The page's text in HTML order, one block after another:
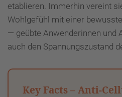
etablieren. Immerhin vereint
Wohlgefühl mit einer
— geübte Anwenderinnen und
auch den Spannungszustand
Key Facts – Anti-